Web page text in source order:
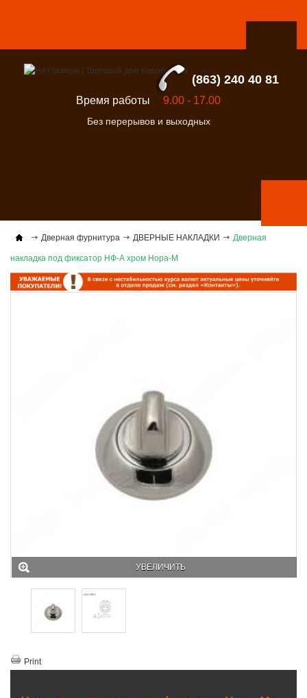
(863) 240 40 81
Время работы 9.00 - 17.00
Без перерывов и выходных
Дверная фурнитура ДВЕРНЫЕ НАКЛАДКИ Дверная
накладка под фиксатор НФ-А хром Нора-М
УВЕЛИЧИТЬ
Print